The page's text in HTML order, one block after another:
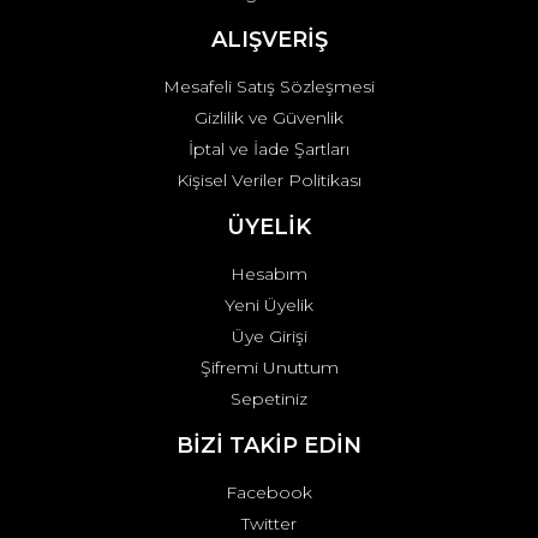
Gönder
ALIŞVERİŞ
Mesafeli Satış Sözleşmesi
Gizlilik ve Güvenlik
İptal ve İade Şartları
Kişisel Veriler Politikası
ÜYELİK
Hesabım
Yeni Üyelik
Üye Girişi
Şifremi Unuttum
Sepetiniz
BİZİ TAKİP EDİN
Facebook
Twitter